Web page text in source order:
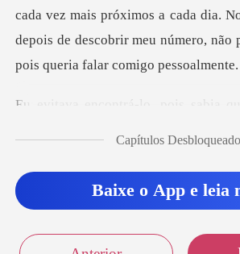
Sair
cada vez mais próximos a cada dia.
depois de de
sabia
Capítulos
Baixe o App e leia